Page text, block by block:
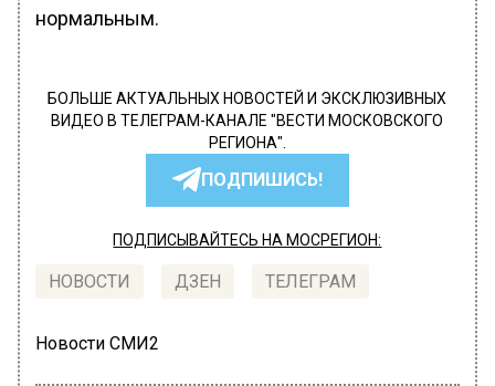
нормальным.
БОЛЬШЕ АКТУАЛЬНЫХ НОВОСТЕЙ И ЭКСКЛЮЗИВНЫХ
ВИДЕО В ТЕЛЕГРАМ-КАНАЛЕ "ВЕСТИ МОСКОВСКОГО
РЕГИОНА".
ПОДПИШИСЬ!
ПОДПИСЫВАЙТЕСЬ НА МОСРЕГИОН:
НОВОСТИ ДЗЕН ТЕЛЕГРАМ
Новости СМИ2